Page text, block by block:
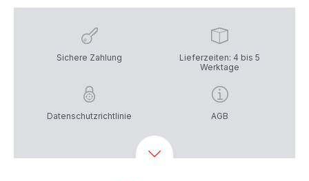
Sichere Zahlung
Lieferzeiten: 4 bis 5
Werktage
Datenschutzrichtlinie AGB